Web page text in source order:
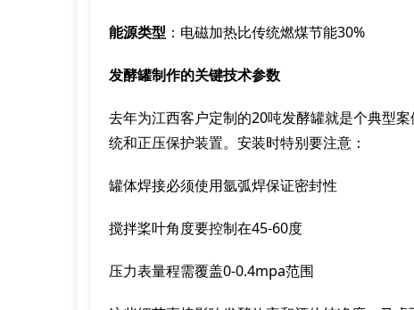
能源类型 ：电磁加热比传统燃煤节能30%
发酵罐制作的关键技术参数
去年为江西客户定制的20吨发酵罐就是个典型
统和正压保护装置。安装时特别要注意：
罐体焊接必须使用氩弧焊保证密封性
搅拌桨叶角度要控制在45-60度
压力表量程需覆盖0-0.4mpa范围